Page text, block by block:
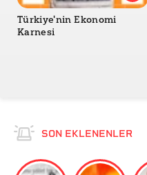
Türkiye'nin Ekonomi
Karnesi
SON EKLENENLER